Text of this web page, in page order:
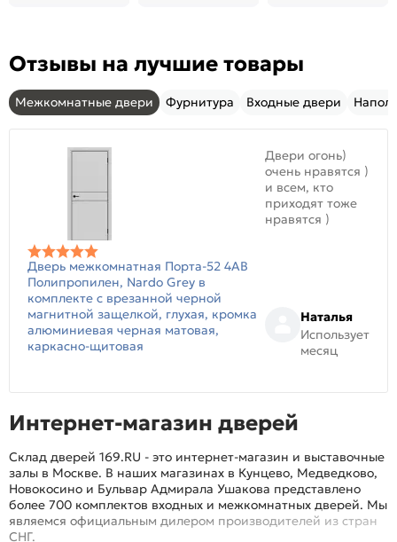
Отзывы на лучшие товары
Межкомнатные двери Фурнитура Входные двери
Дверь межкомнатная Порта-52 4AB
Полипропилен, Nardo Grey в
комплекте с врезанной черной
магнитной защелкой, глухая, кромка
алюминиевая черная матовая,
каркасно-щитовая
Двери огонь)
очень нравятся )
и всем, кто
приходят тоже
нравятся )
Наталья
Использует
месяц
Интернет-магазин дверей
Склад дверей 169.RU - это интернет-магазин и выставочные
залы в Москве. В наших магазинах в Кунцево, Медведково,
Новокосино и Бульвар Адмирала Ушакова представлено
более 700 комплектов входных и межкомнатных дверей. Мы
являемся официальным дилером производителей из стран
СНГ.